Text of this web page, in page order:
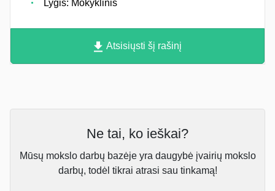
Lygis: Mokyklinis
Atsisiųsti šį rašinį
Ne tai, ko ieškai?
Mūsų mokslo darbų bazėje yra daugybė įvairių mokslo
darbų, todėl tikrai atrasi sau tinkamą!